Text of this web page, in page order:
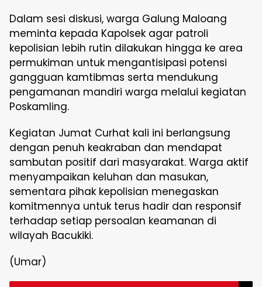
Dalam sesi diskusi, warga Galung Maloang
meminta kepada Kapolsek agar patroli
kepolisian lebih rutin dilakukan hingga ke area
permukiman untuk mengantisipasi potensi
gangguan kamtibmas serta mendukung
pengamanan mandiri warga melalui kegiatan
Poskamling.
Kegiatan Jumat Curhat kali ini berlangsung
dengan penuh keakraban dan mendapat
sambutan positif dari masyarakat. Warga aktif
menyampaikan keluhan dan masukan,
sementara pihak kepolisian menegaskan
komitmennya untuk terus hadir dan responsif
terhadap setiap persoalan keamanan di
wilayah Bacukiki.
(Umar)